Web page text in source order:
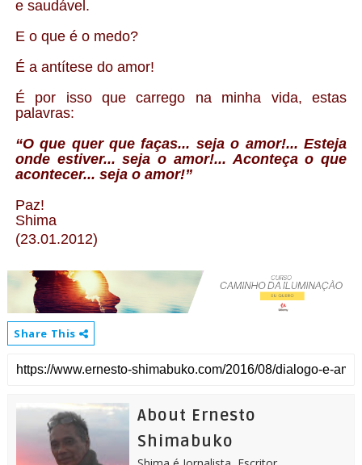
e saudável.
E o que é o medo?
É a antítese do amor!
É por isso que carrego na minha vida, estas
palavras:
“O que quer que faças... seja o amor!... Esteja
onde estiver... seja o amor!... Aconteça o que
acontecer... seja o amor!”
Paz!
Shima
(23.01.2012)
Share This
About Ernesto
Shimabuko